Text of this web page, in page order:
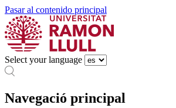
Pasar al contenido principal
Select your language
Navegació principal